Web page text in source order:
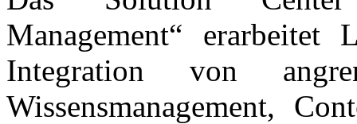
Management“ erarbeitet
Integration von
Wissensmanagement,